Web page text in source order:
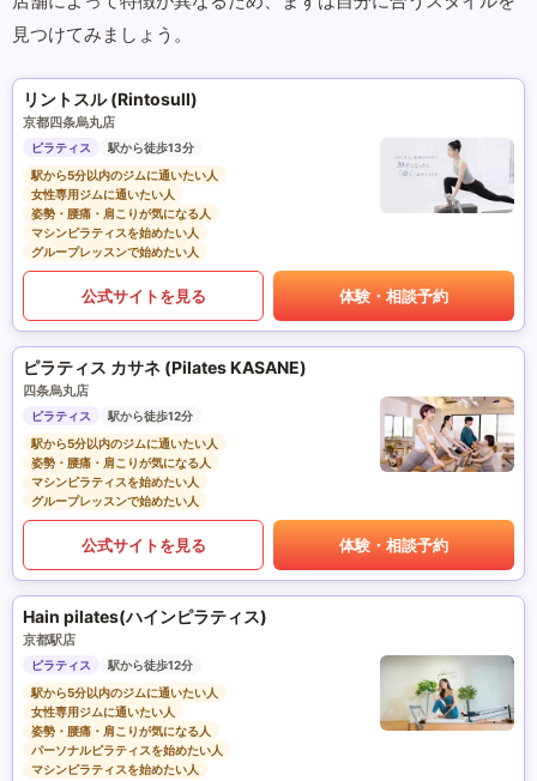
見つけてみましょう。
リントスル (Rintosull)
京都四条烏丸店
ピラティス
駅から徒歩13分
駅から5分以内のジムに通いたい人
女性専用ジムに通いたい人
姿勢・腰痛・肩こりが気になる人
マシンピラティスを始めたい人
グループレッスンで始めたい人
公式サイトを見る 体験・相談予約
ピラティス カサネ (Pilates KASANE)
四条烏丸店
ピラティス
駅から徒歩12分
駅から5分以内のジムに通いたい人
姿勢・腰痛・肩こりが気になる人
マシンピラティスを始めたい人
グループレッスンで始めたい人
公式サイトを見る 体験・相談予約
Hain pilates(ハインピラティス)
京都駅店
ピラティス
駅から徒歩12分
駅から5分以内のジムに通いたい人
女性専用ジムに通いたい人
姿勢・腰痛・肩こりが気になる人
パーソナルピラティスを始めたい人
マシンピラティスを始めたい人